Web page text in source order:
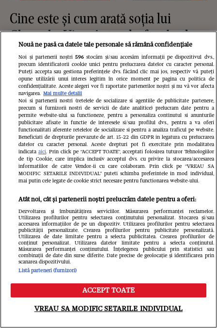
Cine este și cum arată soția lui
Gheorghe Visu. Actorul a fost burlac
până la 50 de ani: "Soția mea e
familia mea și singurul om care-mi
cunoaște fricile"
Ioana Ginghină, emoții înainte de
majoratul fiicei sale, cu 30 de
invitați: „O să fie și alcool la
petrecere, pentru că au 18 ani și nu
Meniu Caută
Nouă ne pasă ca datele tale personale să rămână confidențiale
Noi și partenerii noștri 596stocăm și/sau accesăm informații pe dispozitivul dvs.,
precum identificatorii cookie unici pentru prelucrarea datelor cu caracter personal.
Puteți accepta sau gestiona preferințele dvs. făcând clic mai jos, respectiv vă puteți
opune utilizării unui interes legitim în orice moment pe pagina cu politica de
confidențialitate. Aceste alegeri vor fi raportate partenerilor noștri și nu vă vor afecta
navigarea. Mai multe detalii
Noi si partenerii nostri (retelele de socializare si agentiile de publicitate partenere,
precum si furnizorii nostri de servicii de date analitice) prelucram date pentru a
permite website-ului sa functioneze, pentru a personaliza continutul si anunturile
publicitare afisate in functie de interesele si/sau profilul dvs., pentru a va oferi
functionalitati aferente retelelor de socializare si pentru a analiza traficul pe website.
Beneficiati de drepturile prevazute de art. 15-22 din GDPR in legatura cu prelucrarea
datelor cu caracter personal. Aceste drepturi pot fi exercitate prin modalitatea
indicataaici. Prin click pe “ACCEPT TOATE”, acceptati folosirea tuturor Tehnologiilor
de tip Cookie, care implica inclusiv acceptul dvs. cu privire la stocarea/accesarea
informatiilor de catre Vendor-ii cu care colaboram. Prin click pe “VREAU SA
MODIFIC SETARILE INDIVIDUAL” puteti schimba preferintele in mod individual,
mai putin cele legate de cookie strict necesare pentru functionarea website-ului.
Atât noi, cât și partenerii noștri prelucrăm datele pentru a oferi:
Dezvoltarea și îmbunătățirea serviciilor. Măsurarea performanței reclamelor.
Utilizarea profilurilor pentru selectarea conținutului personalizat. Stocarea și/sau
accesarea informațiilor de pe un dispozitiv. Utilizarea profilurilor pentru selectarea
publicității personalizate. Crearea profilurilor pentru publicitate personalizată.
Utilizarea de date limitate pentru a selecta publicitatea. Crearea profilurilor de
conținut personalizat. Utilizarea datelor limitate pentru a selecta conținutul.
Măsurarea performanței conținutului. Înțelegerea publicului prin statistici sau
combinații de date din surse diferite. Date precise de geolocație și identificarea prin
scanarea dispozitivului.
Listă parteneri (furnizori)
ACCEPT TOATE
VREAU SA MODIFIC SETARILE INDIVIDUAL